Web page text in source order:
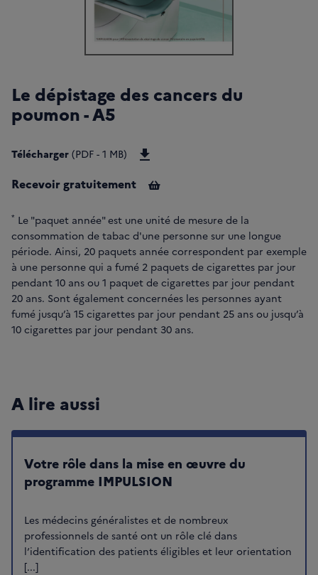
Le dépistage des cancers du
poumon - A5
Télécharger (PDF - 1 MB)
Recevoir gratuitement
* Le "paquet année" est une unité de mesure de la
consommation de tabac d'une personne sur une longue
période. Ainsi, 20 paquets année correspondent par exemple
à une personne qui a fumé 2 paquets de cigarettes par jour
pendant 10 ans ou 1 paquet de cigarettes par jour pendant
20 ans. Sont également concernées les personnes ayant
fumé jusqu’à 15 cigarettes par jour pendant 25 ans ou jusqu’à
10 cigarettes par jour pendant 30 ans.
A lire aussi
Votre rôle dans la mise en œuvre du
programme IMPULSION
Les médecins généralistes et de nombreux
professionnels de santé ont un rôle clé dans
l‘identification des patients éligibles et leur orientation
[...]